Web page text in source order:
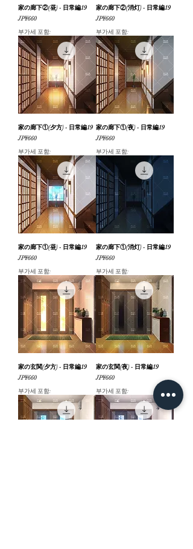
家の廊下②(昼) - 日常編19
가격
JP¥660
부가세 포함:
家の廊下②(消灯) - 日常編19
가격
JP¥660
부가세 포함:
家の廊下①(夕方) - 日常編19
가격
JP¥660
부가세 포함:
家の廊下①(夜) - 日常編19
가격
JP¥660
부가세 포함:
家の廊下①(昼) - 日常編19
가격
JP¥660
부가세 포함:
家の廊下①(消灯) - 日常編19
가격
JP¥660
부가세 포함:
家の玄関(夕方) - 日常編19
가격
JP¥660
부가세 포함:
家の玄関(夜) - 日常編19
가격
JP¥660
부가세 포함: